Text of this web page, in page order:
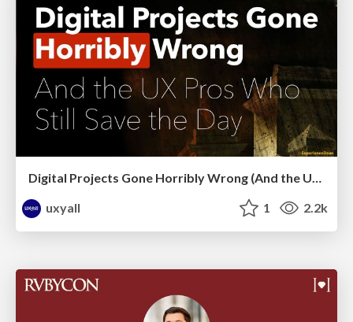
Digital Projects Gone Horribly Wrong (And the UX Pros Who Still Save the Day) - Dean Schuster
uxyall
1 2.2k